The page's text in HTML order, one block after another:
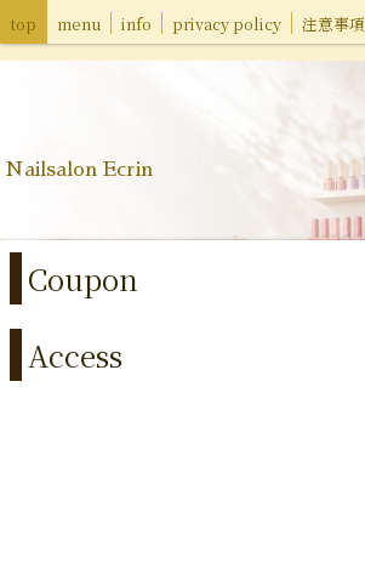
top menu info privacy policy 注意事項
Nailsalon Ecrin
Coupon
Access